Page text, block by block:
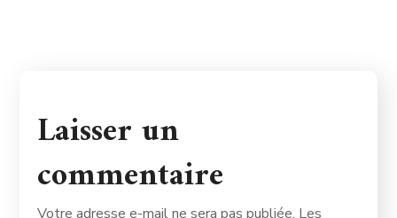
Laisser un
commentaire
Votre adresse e-mail ne sera pas publiée. Les